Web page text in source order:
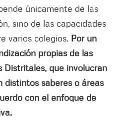
únicamente de las
sino de las capacidades
varios colegios. Por un
propias de las
Distritales, que involucran
distintos saberes o áreas
con el enfoque de